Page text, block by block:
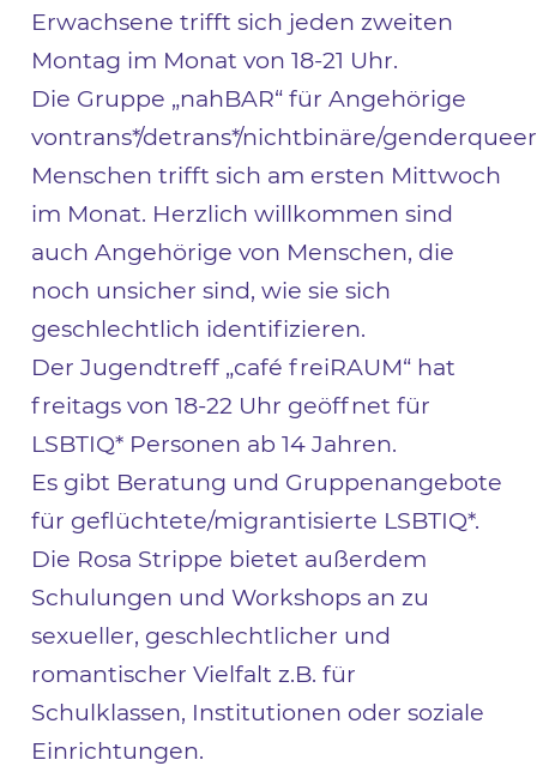
Erwachsene trifft sich jeden zweiten
Montag im Monat von 18-21 Uhr.
Die Gruppe „nahBAR“ für Angehörige
vontrans*/detrans*/nichtbinäre/
Menschen trifft sich am ersten Mittwoch
im Monat. Herzlich willkommen sind
auch Angehörige von Menschen, die
noch unsicher sind, wie sie sich
geschlechtlich identifizieren.
Der Jugendtreff „café freiRAUM“ hat
freitags von 18-22 Uhr geöffnet für
LSBTIQ* Personen ab 14 Jahren.
Es gibt Beratung und Gruppenangebote
für geflüchtete/migrantisierte LSBTIQ*.
Die Rosa Strippe bietet außerdem
Schulungen und Workshops an zu
sexueller, geschlechtlicher und
romantischer Vielfalt z.B. für
Schulklassen, Institutionen oder soziale
Einrichtungen.